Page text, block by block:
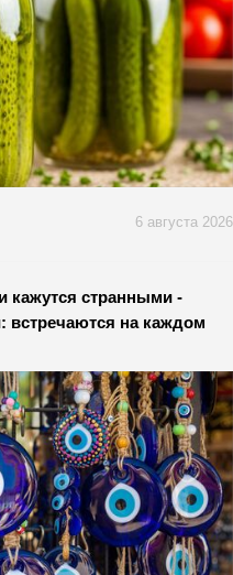
6 августа 2026
кажутся странными -
встречаются на каждом